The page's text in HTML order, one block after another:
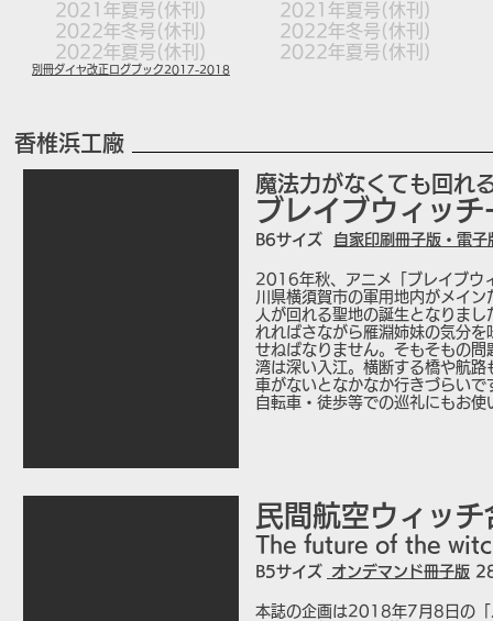
2021年夏号(休刊)
2022年冬号(休刊)
2022年夏号(休刊)
別冊ダイヤ改正ログブック2017-2018
2021年夏号(休刊)
2022年冬号(休刊)
2022年夏号(休刊)
香椎浜工廠
魔法力がなくても回れ
ブレイブウィッ
B6サイズ 自家印刷冊子版・電子
2016年秋、アニメ「ブレイブウ
川県横須賀市の軍用地内がメイ
人が回れる聖地の誕生となりま
れればさながら雁淵姉妹の気分
せねばなりません。そもそもの
湾は深い入江。横断する橋や航
車がないとなかなか行きづらい
自転車・徒歩等での巡礼にもお使
民間航空ウィッチ
The future of the
B5サイズ オンデマンド冊子版
本誌の企画は2018年7月8日の「